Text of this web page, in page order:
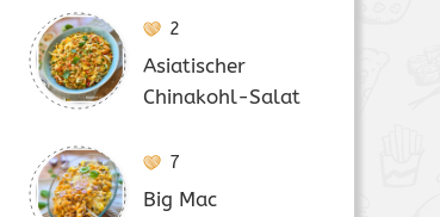
2
Asiatischer
Chinakohl-Salat
7
Big Mac